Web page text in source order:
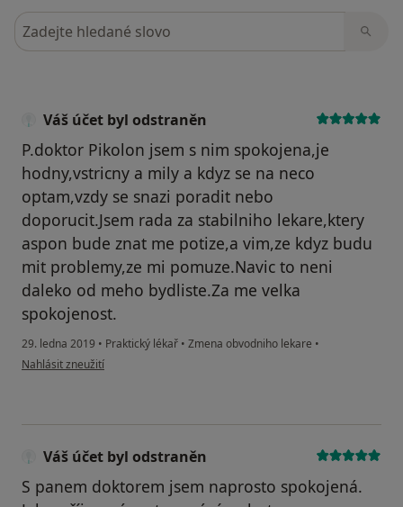
Hledejte v názorech
Váš účet byl odstraněn
P.doktor Pikolon jsem s nim spokojena,je
hodny,vstricny a mily a kdyz se na neco
optam,vzdy se snazi poradit nebo
doporucit.Jsem rada za stabilniho lekare,ktery
aspon bude znat me potize,a vim,ze kdyz budu
mit problemy,ze mi pomuze.Navic to neni
daleko od meho bydliste.Za me velka
spokojenost.
29. ledna 2019 • Praktický lékař • Zmena obvodniho lekare •
podle názoru uživatele Váš účet byl odstraněn
Nahlásit zneužití
Váš účet byl odstraněn
S panem doktorem jsem naprosto spokojená.